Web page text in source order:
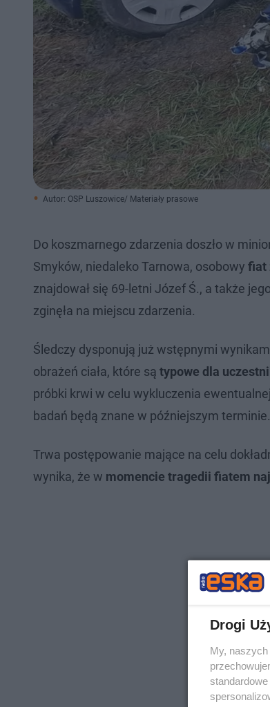
Autor: OSP Luszowice/ Materiały prasowe
Do koszmarnego zdarzenia doszło w
Smyków, niedaleko Tarnowa, osobowy fiat
znajdował się 69-letni Józef Ś., a także
zginęła na miejscu zdarzenia.
Śledczy dysponują już wstępnymi
obrażeń ciała, które są typowe dla
próbki krwi w celu wykluczenia
badań będą znane w późniejszym terminie.
Trwa postępowanie mające na celu
wynika, że w momencie tragedii fiatem
Drogi
My,